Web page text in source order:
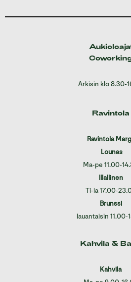
Arkisin klo 8.30-
Ravintola
Ravintola
Lounas
Ma-pe 11.00-
Illallinen
Ti-la 17.00-
Brunssi
lauantaisin 11.00-
Kahvila &
Kahvila